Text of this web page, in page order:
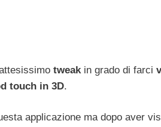
tweak in grado di farci
touch in 3D.
applicazione ma dopo aver